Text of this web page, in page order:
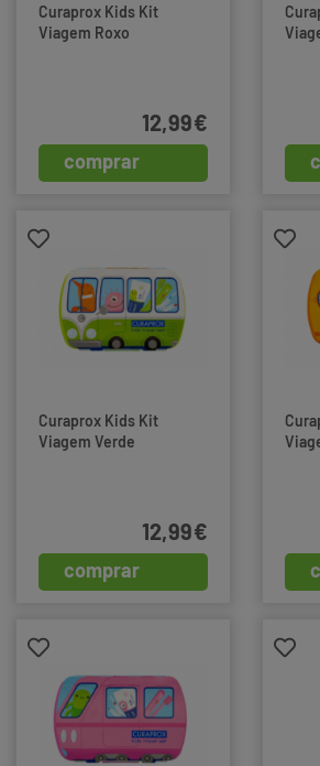
Curaprox Kids Kit
Viagem Roxo
comprar
12,99€
Curaprox Kids Kit
Viagem Verde
comprar
12,99€